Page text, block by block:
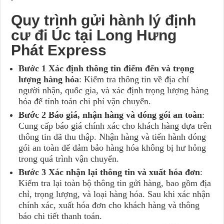
Quy trình gửi hành lý định
cư đi Úc tại Long Hưng
Phát Express
Bước 1 Xác định thông tin điểm đến và trọng
lượng hàng hóa: Kiểm tra thông tin về địa chỉ
người nhận, quốc gia, và xác định trọng lượng hàng
hóa để tính toán chi phí vận chuyển.
Bước 2 Báo giá, nhận hàng và đóng gói an toàn:
Cung cấp báo giá chính xác cho khách hàng dựa trên
thông tin đã thu thập. Nhận hàng và tiến hành đóng
gói an toàn để đảm bảo hàng hóa không bị hư hỏng
trong quá trình vận chuyển.
Bước 3 Xác nhận lại thông tin và xuất hóa đơn:
Kiểm tra lại toàn bộ thông tin gửi hàng, bao gồm địa
chỉ, trọng lượng, và loại hàng hóa. Sau khi xác nhận
chính xác, xuất hóa đơn cho khách hàng và thông
báo chi tiết thanh toán.